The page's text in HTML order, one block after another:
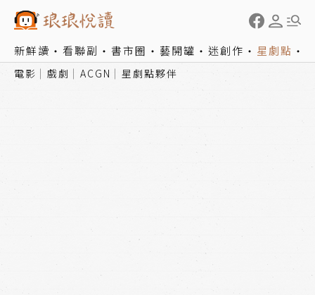
新鮮讀 看聯副 書市圈 藝開罐 迷創作 星劇點
電影 戲劇 ACGN 星劇點夥伴